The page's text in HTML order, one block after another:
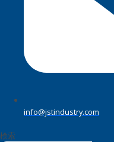
info@jstindustry.com
検索